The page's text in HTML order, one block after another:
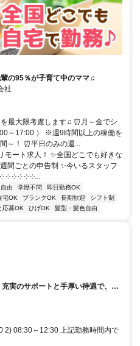
の95％が子育て中のママ♫
社
最大限考慮します♫ ⏰月～金でシ
～17:00 ） ※週9時間以上の稼働を
～！ ⏰平日のみの週...
モート求人！ ✨全国どこでも好きな
間ごとの申告制 ✨今いるスタッフ
༶ ༶ ༶ ༶ ༶...
由 学歴不問
即日勤務OK
宅OK ブランクOK 長期歓迎
シフト制
応募OK ひげOK 髪型・髪色自由
実のサポートと手厚い待遇で、あ
2) 08:30～12:30 上記勤務時間内で